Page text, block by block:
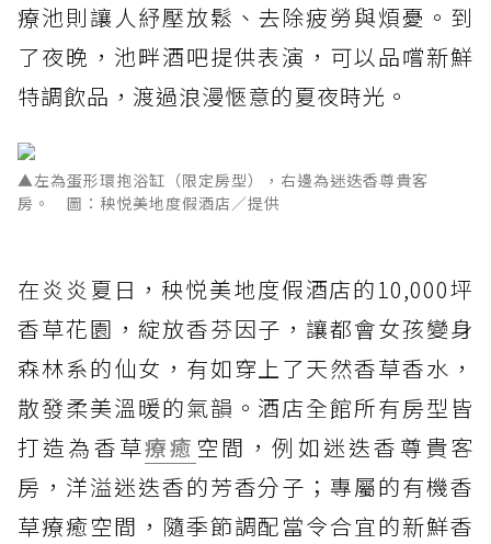
療池則讓人紓壓放鬆、去除疲勞與煩憂。到
了夜晚，池畔酒吧提供表演，可以品嚐新鮮
特調飲品，渡過浪漫愜意的夏夜時光。
▲左為蛋形環抱浴缸（限定房型），右邊為迷迭香尊貴客
房。 圖：秧悦美地度假酒店／提供
在炎炎夏日，秧悦美地度假酒店的10,000坪
香草花園，綻放香芬因子，讓都會女孩變身
森林系的仙女，有如穿上了天然香草香水，
散發柔美溫暖的氣韻。酒店全館所有房型皆
打造為香草療癒 空間，例如迷迭香尊貴客
房，洋溢迷迭香的芳香分子；專屬的有機香
草療癒空間，隨季節調配當令合宜的新鮮香